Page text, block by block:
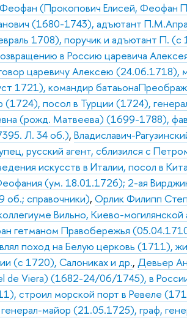
Феофан (Прокопович Елисей, Феофан
(1680-1743), адъютант
1708), поручик и адъютант П. (с
в Россию царевича
царевичу Алексею (24.06.1718),
1721), командир
(1724), посол в Турции (1724),
(рожд. Матвеева) (1699-1788),
Л. 34 об.),Владиславич-
русский агент, сблизился с
искусств в Италии, посол в
(ум. 18.01.1726); 2-ая
об.; справочники),Орлик Филипп
Вильно, Киево-
гетманом Правобережья
поход на Белую церковь (1711),
(с 1720), Салониках и др.,Девьер
de Viera) (1682-24/06/1745), в
строил морской порт в Ревеле
майор (21.05.1725), граф,